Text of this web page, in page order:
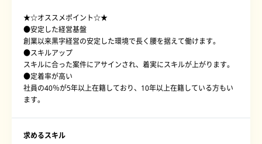
★☆オススメポイント☆★
●安定した経営基盤
創業以来黒字経営の安定した環境で長く腰を据えて働けます。
●スキルアップ
スキルに合った案件にアサインされ、着実にスキルが上がります。
●定着率が高い
社員の40％が5年以上在籍しており、10年以上在籍している方もい
ます。
求めるスキル